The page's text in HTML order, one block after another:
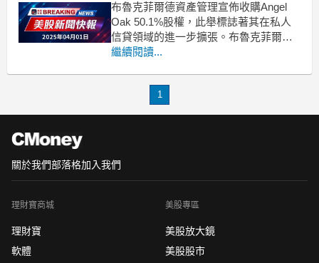
布魯克菲爾德資產管理宣佈收購Angel
Oak 50.1%股權，此舉標誌著其在私人
信貸領域的進一步擴張。布魯克菲爾德
資產管理（Brookfield Asset
Companies的50.1%股份。這一交易不僅
繼續閱讀...
1
關於我們部落格加入我們
理財寶商城
理財寶
軟體
美股專區
美股放大鏡
美股股市